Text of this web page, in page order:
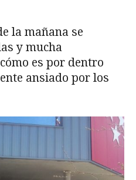
la mañana se
y mucha
es por dentro
ansiado por los